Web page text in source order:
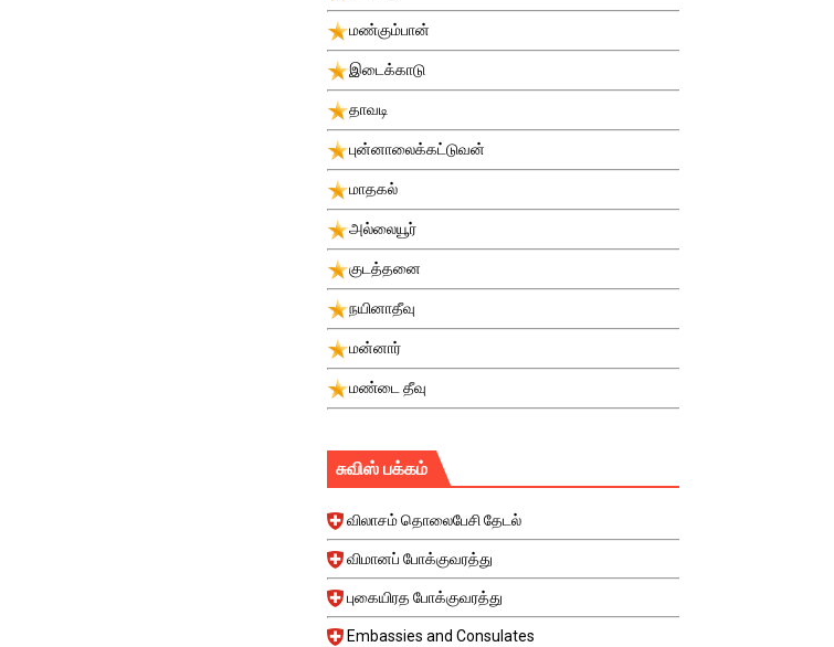
மண்கும்பான்
இடைக்காடு
தாவடி
புன்னாலைக்கட்டுவன்
மாதகல்
அல்லையூர்
குடத்தனை
நயினாதீவு
மன்னார்
மண்டை தீவு
சுவிஸ் பக்கம்
விலாசம் தொலைபேசி தேடல்
விமானப் போக்குவரத்து
புகையிரத போக்குவரத்து
Embassies and Consulates